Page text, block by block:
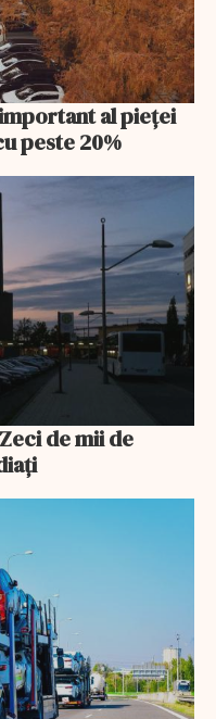
al pieței
peste 20%
de mii de